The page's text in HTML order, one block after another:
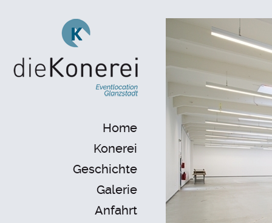
Home
Konerei
Geschichte
Galerie
Anfahrt